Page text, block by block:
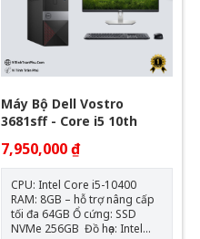
Máy Bộ Dell Vostro
3681sff - Core i5 10th
7,950,000 ₫
CPU: Intel Core i5-10400
RAM: 8GB – hỗ trợ nâng cấp
tối đa 64GB Ổ cứng: SSD
NVMe 256GB Đồ họa: Intel